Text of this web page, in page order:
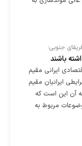
جنوبی؛
باشند
ایرانی مقیم
ایرانیان مقیم
آن این است که
مربوط به